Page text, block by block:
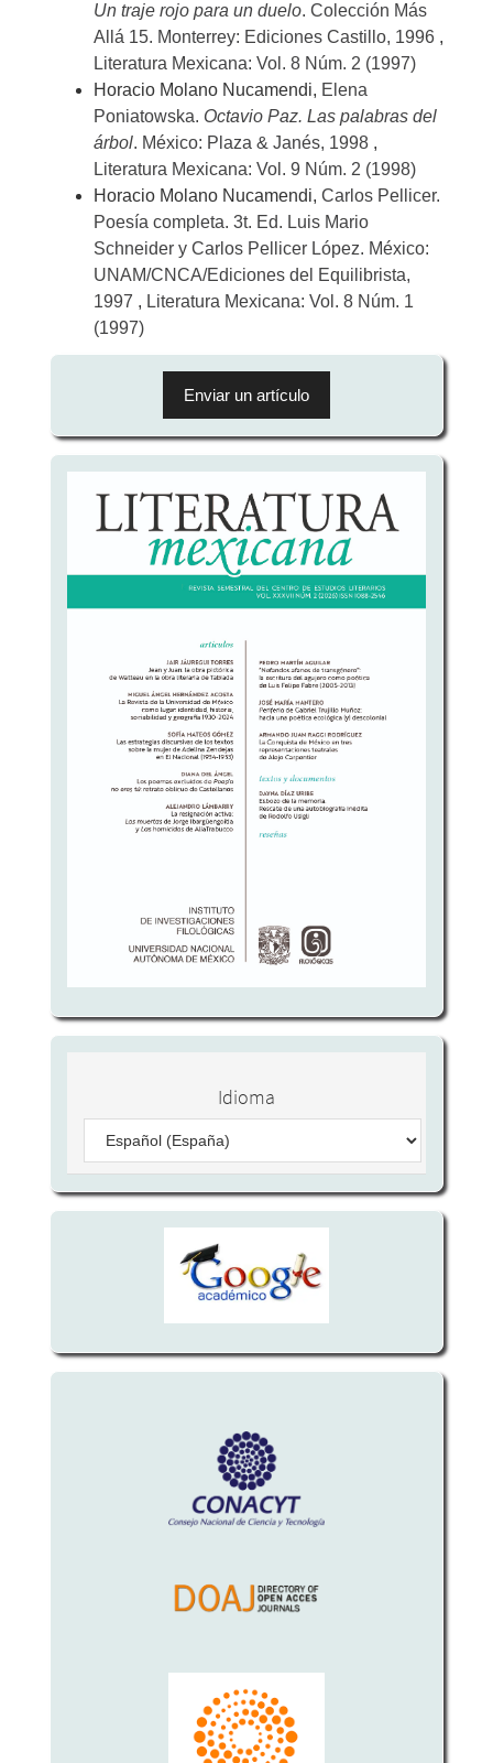
Un traje rojo para un duelo. Colección Más
Allá 15. Monterrey: Ediciones Castillo, 1996 ,
Literatura Mexicana: Vol. 8 Núm. 2 (1997)
Horacio Molano Nucamendi, Elena
Poniatowska. Octavio Paz. Las palabras del
árbol. México: Plaza & Janés, 1998 ,
Literatura Mexicana: Vol. 9 Núm. 2 (1998)
Horacio Molano Nucamendi, Carlos Pellicer.
Poesía completa. 3t. Ed. Luis Mario
Schneider y Carlos Pellicer López. México:
UNAM/CNCA/Ediciones del Equilibrista,
1997 , Literatura Mexicana: Vol. 8 Núm. 1
(1997)
Enviar
Enviar un artículo
Idioma